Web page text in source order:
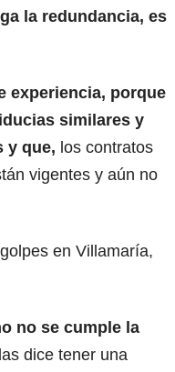
la redundancia, es
experiencia, porque
similares y
y que, los contratos
vigentes y aún no
en Villamaría,
no se cumple la
dice tener una